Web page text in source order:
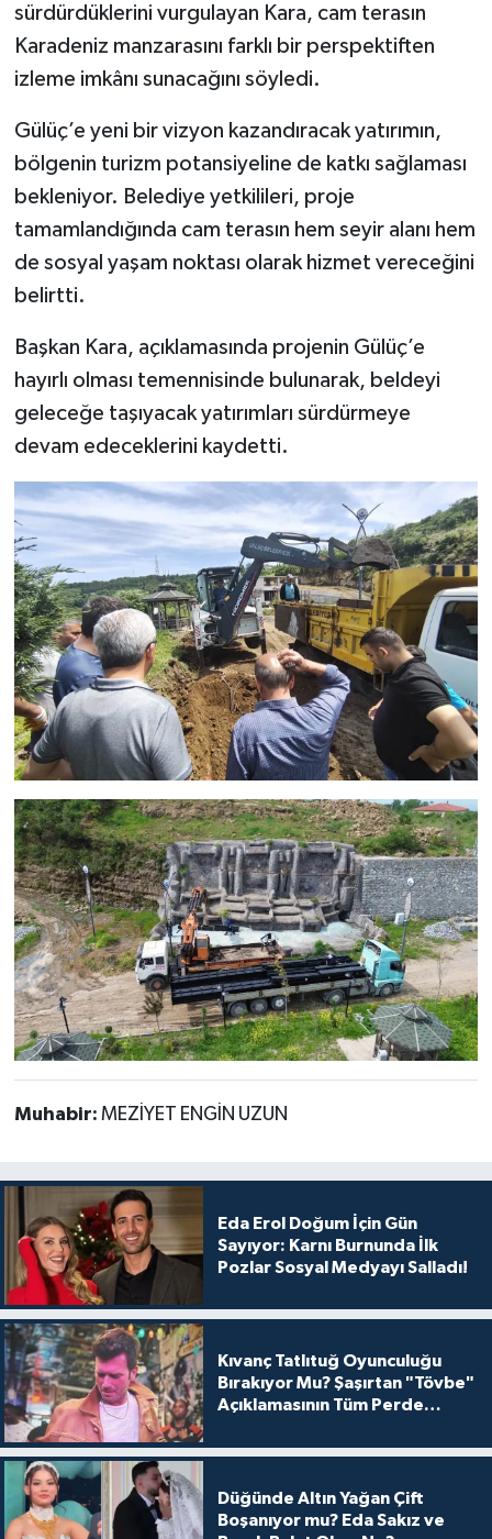
sürdürdüklerini vurgulayan Kara, cam terasın
Karadeniz manzarasını farklı bir perspektiften
izleme imkânı sunacağını söyledi.
Gülüç’e yeni bir vizyon kazandıracak yatırımın,
bölgenin turizm potansiyeline de katkı sağlaması
bekleniyor. Belediye yetkilileri, proje
tamamlandığında cam terasın hem seyir alanı hem
de sosyal yaşam noktası olarak hizmet vereceğini
belirtti.
Başkan Kara, açıklamasında projenin Gülüç’e
hayırlı olması temennisinde bulunarak, beldeyi
geleceğe taşıyacak yatırımları sürdürmeye
devam edeceklerini kaydetti.
Muhabir: MEZİYET ENGİN UZUN
Eda Erol Doğum İçin Gün
Sayıyor: Karnı Burnunda İlk
Pozlar Sosyal Medyayı Salladı!
Kıvanç Tatlıtuğ Oyunculuğu
Bırakıyor Mu? Şaşırtan "Tövbe"
Açıklamasının Tüm Perde
Düğünde Altın Yağan Çift
Boşanıyor mu? Eda Sakız ve